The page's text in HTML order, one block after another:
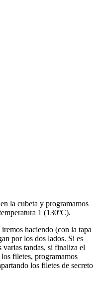
la cubeta y programamos
1 (130ºC).
haciendo (con la tapa
por los dos lados. Si es
varias tandas, si finaliza el
filetes, programamos
los filetes de secreto